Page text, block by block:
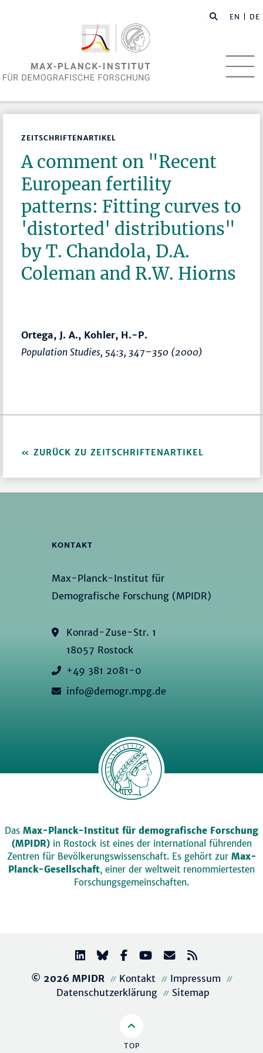
EN | DE
ZEITSCHRIFTENARTIKEL
A comment on "Recent
European fertility
patterns: Fitting curves to
'distorted' distributions"
by T. Chandola, D.A.
Coleman and R.W. Hiorns
Ortega, J. A., Kohler, H.-P.
Population Studies, 54:3, 347–350 (2000)
ZURÜCK ZU ZEITSCHRIFTENARTIKEL
KONTAKT
Max-Planck-Institut für
Demografische Forschung (MPIDR)
Konrad-Zuse-Str. 1
18057 Rostock
+49 381 2081-0
info@demogr.mpg.de
Das Max-Planck-Institut für demografische Forschung
(MPIDR)in Rostock ist eines der international führenden
Zentren für Bevölkerungswissenschaft. Es gehört zur Max-
Planck-Gesellschaft, einer der weltweit renommiertesten
Forschungsgemeinschaften.
© 2026 MPIDR Kontakt
Impressum
Datenschutzerklärung
Sitemap
TOP